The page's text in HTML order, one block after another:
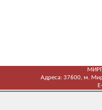
Адреса: 37600, м.